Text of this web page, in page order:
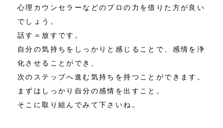
心理カウンセラーなどのプロの力を借りた方が良い
でしょう。
話す＝放すです。
自分の気持ちをしっかりと感じることで、感情を浄
化させることができ、
次のステップへ進む気持ちを持つことができます。
まずはしっかり自分の感情を出すこと。
そこに取り組んでみて下さいね。